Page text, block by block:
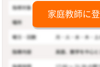
家庭教師に